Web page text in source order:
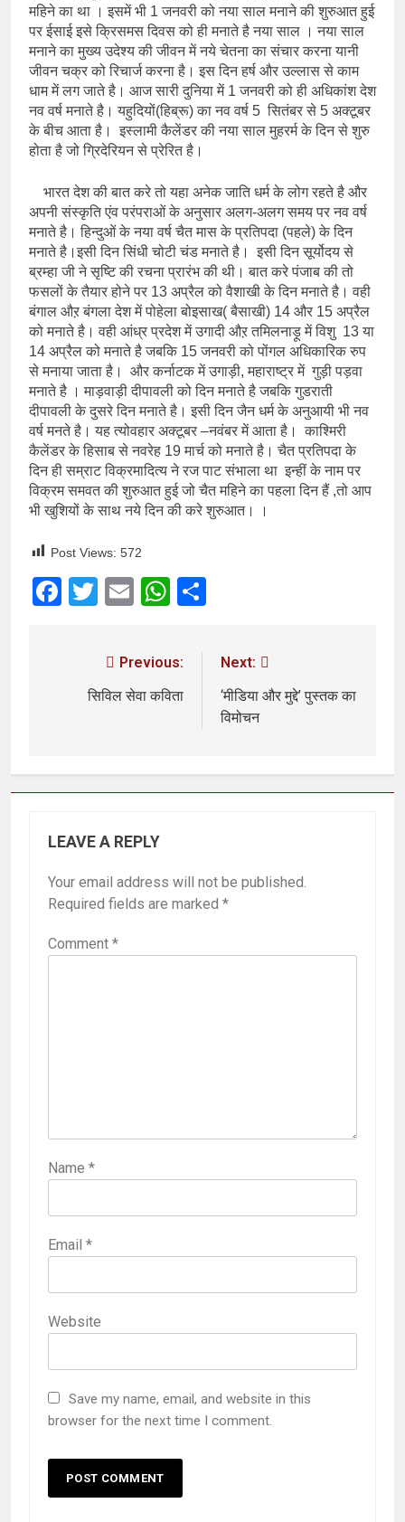
महिने का था । इसमें भी 1 जनवरी को नया साल मनाने की शुरुआत हुई
पर ईसाई इसे क्रिसमस दिवस को ही मनाते है नया साल । नया साल
मनाने का मुख्य उदेश्य की जीवन में नये चेतना का संचार करना यानी
जीवन चक्र को रिचार्ज करना है। इस दिन हर्ष और उल्लास से काम
धाम में लग जाते है। आज सारी दुनिया में 1 जनवरी को ही अधिकांश देश
नव वर्ष मनाते है। यहुदियों(हिब्रू) का नव वर्ष 5 सितंबर से 5 अक्टूबर
के बीच आता है। इस्लामी कैलेंडर की नया साल मुहरर्म के दिन से शुरु
होता है जो ग्रिदेरियन से प्रेरित है।
भारत देश की बात करे तो यहा अनेक जाति धर्म के लोग रहते है और
अपनी संस्कृति एंव परंपराओं के अनुसार अलग-अलग समय पर नव वर्ष
मनाते है। हिन्दुओं के नया वर्ष चैत मास के प्रतिपदा (पहले) के दिन
मनाते है।इसी दिन सिंधी चोटी चंड मनाते है। इसी दिन सूर्योदय से
ब्रम्हा जी ने सृष्टि की रचना प्रारंभ की थी। बात करे पंजाब की तो
फसलों के तैयार होने पर 13 अप्रैल को वैशाखी के दिन मनाते है। वही
बंगाल औऱ बंगला देश में पोहेला बोइसाख( बैसाखी) 14 और 15 अप्रैल
को मनाते है। वही आंध्र प्रदेश में उगादी औऱ तमिलनाड़ू में विशु 13 या
14 अप्रैल को मनाते है जबकि 15 जनवरी को पोंगल अधिकारिक रुप
से मनाया जाता है। और कर्नाटक में उगाड़ी, महाराष्ट्र में गुड़ी पड़वा
मनाते है । माड़वाड़ी दीपावली को दिन मनाते है जबकि गुडराती
दीपावली के दुसरे दिन मनाते है। इसी दिन जैन धर्म के अनुआयी भी नव
वर्ष मनते है। यह त्योवहार अक्टूबर –नवंबर में आता है। काश्मिरी
कैलेंडर के हिसाब से नवरेह 19 मार्च को मनाते है। चैत प्रतिपदा के
दिन ही सम्राट विक्रमादित्य ने रज पाट संभाला था इन्हीं के नाम पर
विक्रम समवत की शुरुआत हुई जो चैत महिने का पहला दिन हैं ,तो आप
भी खुशियों के साथ नये दिन की करे शुरुआत। ।
Post Views: 572
Facebook
Twitter
EmailWhatsApp
Previous:
सिविल सेवा कविता
Next:
‘मीडिया और मुद्दे’ पुस्तक का
विमोचन
LEAVE A REPLY
Your email address will not be published.
Required fields are marked *
Comment *
Name *
Email *
Website
Save my name, email, and website in this
browser for the next time I comment.